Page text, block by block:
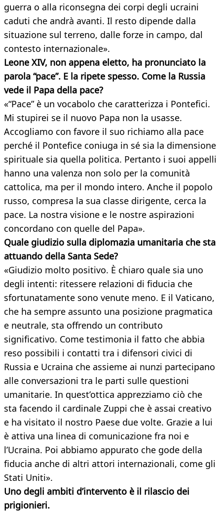
guerra o alla riconsegna dei corpi degli ucraini
caduti che andrà avanti. Il resto dipende dalla
situazione sul terreno, dalle forze in campo, dal
contesto internazionale».
Leone XIV, non appena eletto, ha pronunciato la
parola “pace”. E la ripete spesso. Come la Russia
vede il Papa della pace?
«“Pace” è un vocabolo che caratterizza i Pontefici.
Mi stupirei se il nuovo Papa non la usasse.
Accogliamo con favore il suo richiamo alla pace
perché il Pontefice coniuga in sé sia la dimensione
spirituale sia quella politica. Pertanto i suoi appelli
hanno una valenza non solo per la comunità
cattolica, ma per il mondo intero. Anche il popolo
russo, compresa la sua classe dirigente, cerca la
pace. La nostra visione e le nostre aspirazioni
concordano con quelle del Papa».
Quale giudizio sulla diplomazia umanitaria che sta
attuando della Santa Sede?
«Giudizio molto positivo. È chiaro quale sia uno
degli intenti: ritessere relazioni di fiducia che
sfortunatamente sono venute meno. E il Vaticano,
che ha sempre assunto una posizione pragmatica
e neutrale, sta offrendo un contributo
significativo. Come testimonia il fatto che abbia
reso possibili i contatti tra i difensori civici di
Russia e Ucraina che assieme ai nunzi partecipano
alle conversazioni tra le parti sulle questioni
umanitarie. In quest’ottica apprezziamo ciò che
sta facendo il cardinale Zuppi che è assai creativo
e ha visitato il nostro Paese due volte. Grazie a lui
è attiva una linea di comunicazione fra noi e
l’Ucraina. Poi abbiamo appurato che gode della
fiducia anche di altri attori internazionali, come gli
Stati Uniti».
Uno degli ambiti d’intervento è il rilascio dei
prigionieri.